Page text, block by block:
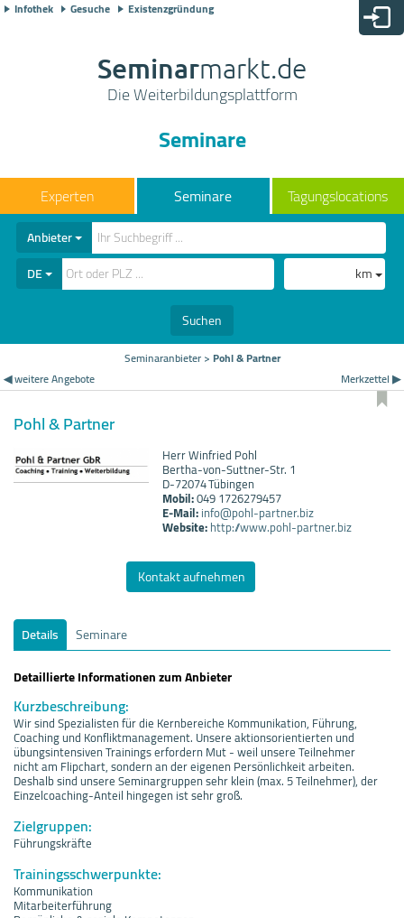
Infothek Gesuche Existenzgründung
Seminarmarkt.de
Die Weiterbildungsplattform
Seminare
Seminare Tagungslocations
Anbieter
DE
km
Suchen
Seminaranbieter> Pohl & Partner
◀ weitere Angebote
Merkzettel ▶
Pohl & Partner
Herr Winfried Pohl
Bertha-von-Suttner-Str. 1
D-72074 Tübingen
Mobil:049 1726279457
E-Mail:info@pohl-partner.biz
Website:http://www.pohl-partner.biz
Kontakt aufnehmen
Details
Seminare
Detaillierte Informationen zum Anbieter
Kurzbeschreibung:
Wir sind Spezialisten für die Kernbereiche Kommunikation, Führung,
Coaching und Konfliktmanagement. Unsere aktionsorientierten und
übungsintensiven Trainings erfordern Mut - weil unsere Teilnehmer
nicht am Flipchart, sondern an der eigenen Persönlichkeit arbeiten.
Deshalb sind unsere Seminargruppen sehr klein (max. 5 Teilnehmer), der
Einzelcoaching-Anteil hingegen ist sehr groß.
Zielgruppen:
Führungskräfte
Trainingsschwerpunkte:
Kommunikation
Mitarbeiterführung